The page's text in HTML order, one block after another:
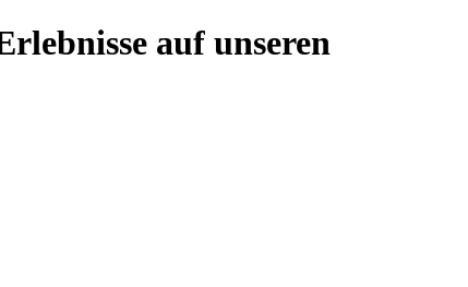
auf unseren